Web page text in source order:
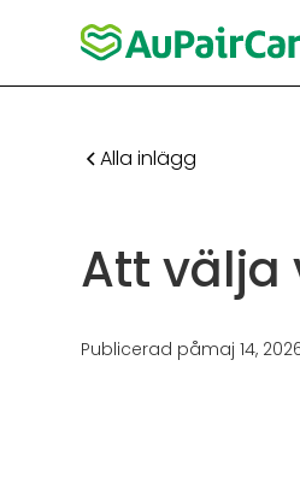
Alla inlägg
Att välja
Publicerad påmaj 14,